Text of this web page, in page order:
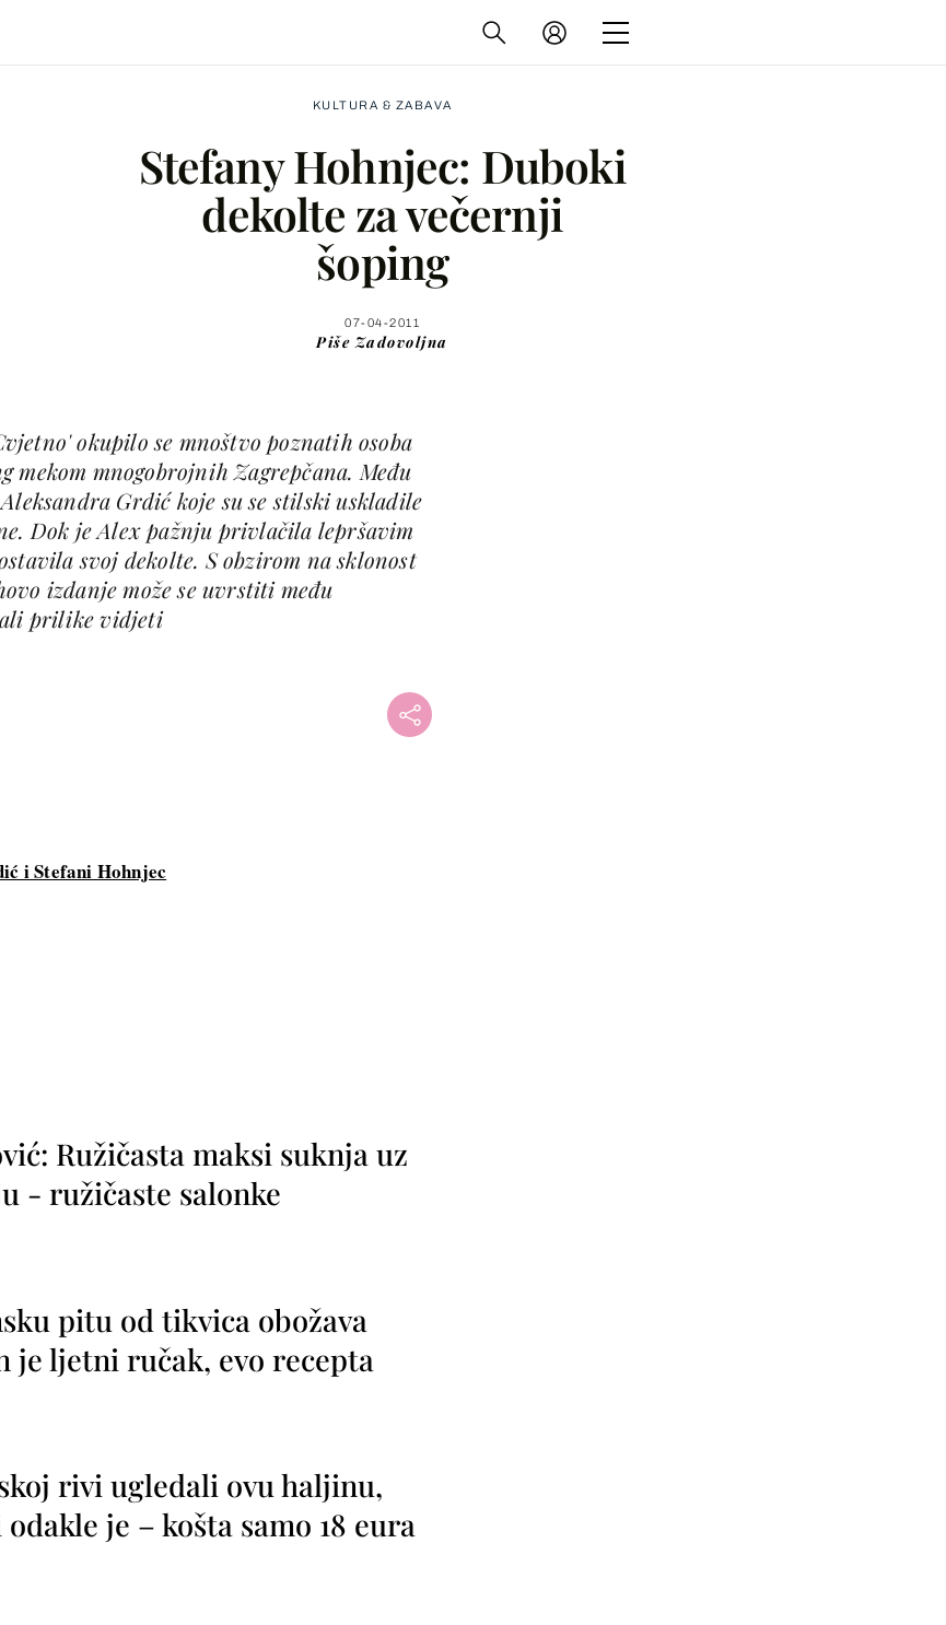
KULTURA & ZABAVA
Stefany Hohnjec: Duboki
dekolte za večernji
šoping
07-04-2011
Piše Zadovoljna
okupilo se mnoštvo poznatih osoba
mnogobrojnih Zagrepčana. Među
Grdić koje su se stilski uskladile
Dok je Alex pažnju privlačila lepršavim
svoj dekolte. S obzirom na sklonost
izdanje može se uvrstiti među
prilike vidjeti
Viber
i Stefani Hohnjec
Ružičasta maksi suknja uz
- ružičaste salonke
pitu od tikvica obožava
je ljetni ručak, evo recepta
rivi ugledali ovu haljinu,
je – košta samo 18 eura